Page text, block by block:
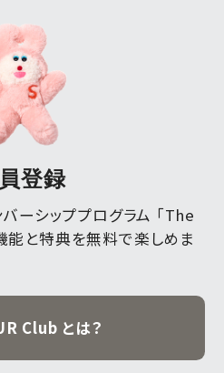
登録
ーシッププログラム 「The
能と特典を無料で楽しめま
Club とは？